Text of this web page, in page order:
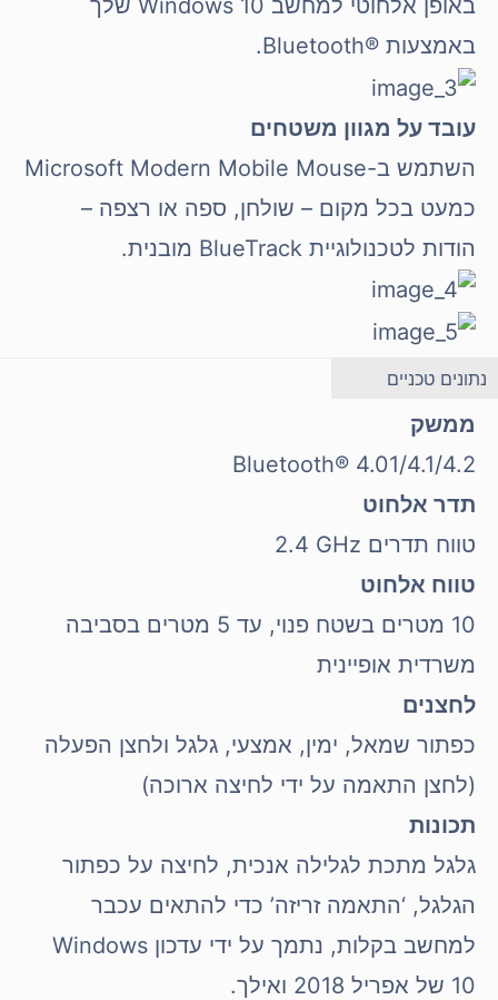
באופן אלחוטי למחשב Windows 10 שלך
באמצעות Bluetooth®‎.
עובד על מגוון משטחים
השתמש ב-Microsoft Modern Mobile Mouse
כמעט בכל מקום – שולחן, ספה או רצפה –
הודות לטכנולוגיית BlueTrack מובנית.
נתונים טכניים
ממשק
Bluetooth® 4.01/4.1/4.2
תדר אלחוט
טווח תדרים 2.4‎ GHz
טווח אלחוט
10 מטרים בשטח פנוי, עד 5 מטרים בסביבה
משרדית אופיינית
לחצנים
כפתור שמאל, ימין, אמצעי, גלגל ולחצן הפעלה
(לחצן התאמה על ידי לחיצה ארוכה)
תכונות
גלגל מתכת לגלילה אנכית, לחיצה על כפתור
הגלגל, ‘התאמה זריזה’ כדי להתאים עכבר
למחשב בקלות, נתמך על ידי עדכון Windows
10 של אפריל 2018 ואילך.